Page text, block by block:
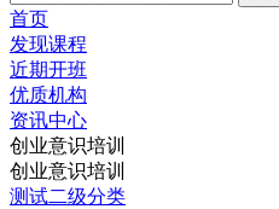
首页
发现课程
近期开班
优质机构
资讯中心
创业意识培训
创业意识培训
测试二级分类